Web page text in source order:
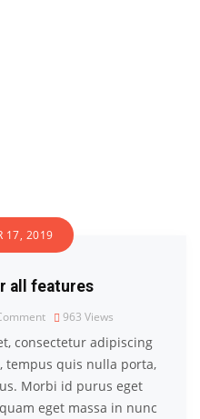
17, 2019
all features
963 Views
consectetur adipiscing
tempus quis nulla porta,
Morbi id purus eget
eget massa in nunc